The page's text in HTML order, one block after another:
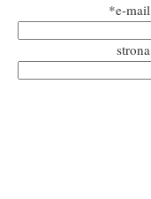
*e-mail
strona